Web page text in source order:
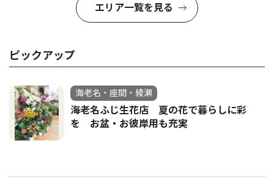
エリア一覧を見る
ピックアップ
海老名・座間・綾瀬
海老名ふじ生花店 夏の花で暮らしに彩
を お盆・お彼岸用も充実